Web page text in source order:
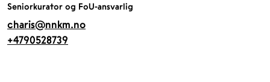
Seniorkurator og FoU-ansvarlig
charis@nnkm.no
+4790528739